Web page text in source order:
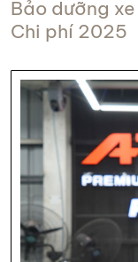
Bảo dưỡng
Chi phí 2025